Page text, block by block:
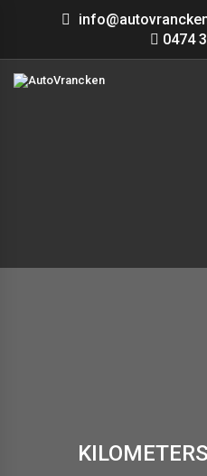
0474